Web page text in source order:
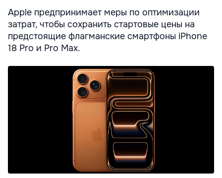
Apple предпринимает меры по оптимизации
затрат, чтобы сохранить стартовые цены на
предстоящие флагманские смартфоны iPhone
18 Pro и Pro Max.